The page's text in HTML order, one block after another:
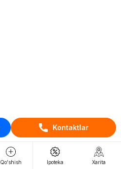
Kontaktlar
Qo'shish Ipoteka Xarita